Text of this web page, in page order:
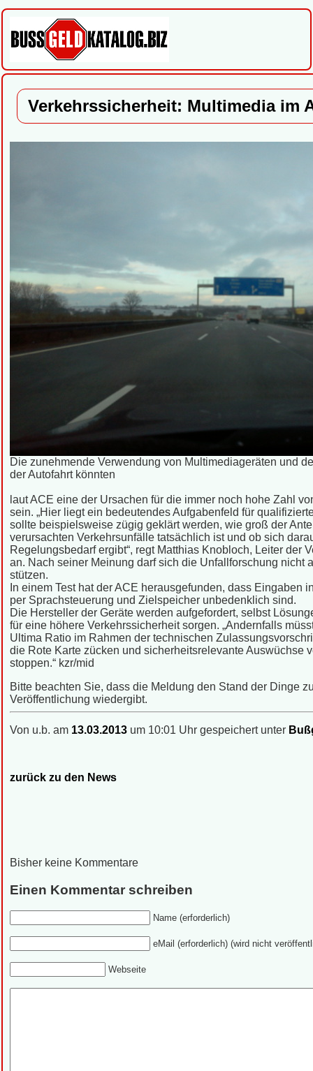
Verkehrssicherheit: Multimedia im
Die zunehmende Verwendung von Multimediageräten und
der Autofahrt könnten
laut ACE eine der Ursachen für die immer noch hohe Zahl
sein. „Hier liegt ein bedeutendes Aufgabenfeld für
sollte beispielsweise zügig geklärt werden, wie groß der
verursachten Verkehrsunfälle tatsächlich ist und ob sich
Regelungsbedarf ergibt“, regt Matthias Knobloch, Leiter der
an. Nach seiner Meinung darf sich die Unfallforschung nicht
stützen.
In einem Test hat der ACE herausgefunden, dass Eingaben
per Sprachsteuerung und Zielspeicher unbedenklich sind.
Die Hersteller der Geräte werden aufgefordert, selbst
für eine höhere Verkehrssicherheit sorgen. „Andernfalls
Ultima Ratio im Rahmen der technischen
die Rote Karte zücken und sicherheitsrelevante Auswüchse
stoppen.“ kzr/mid
Bitte beachten Sie, dass die Meldung den Stand der Dinge
Veröffentlichung wiedergibt.
Von u.b. am 13.03.2013 um 10:01 Uhr gespeichert unter
zurück zu den News
Bisher keine Kommentare
Einen Kommentar schreiben
Name (erforderlich)
eMail (erforderlich) (wird nicht
Webseite